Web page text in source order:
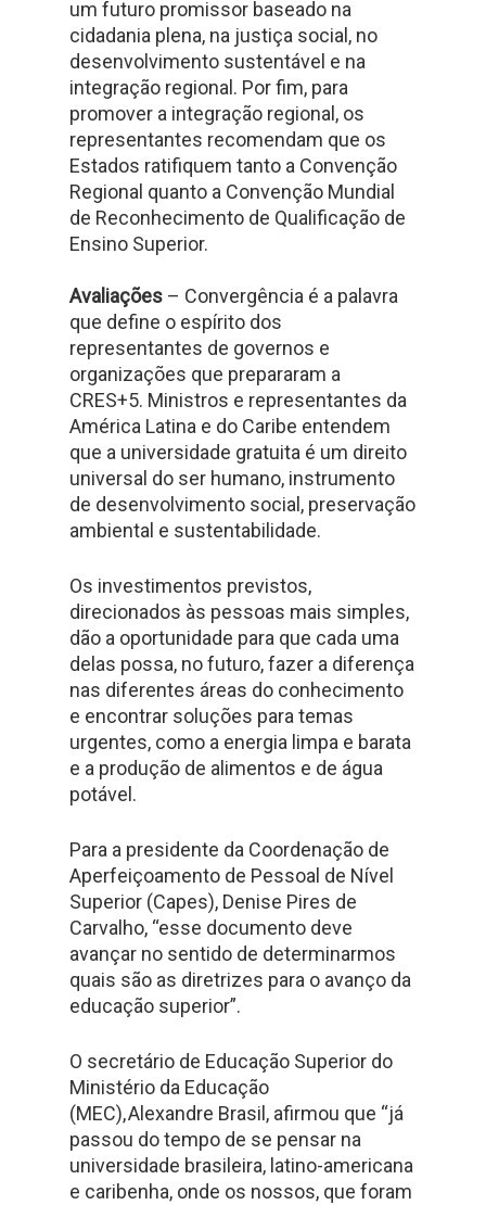
um futuro promissor baseado na
cidadania plena, na justiça social, no
desenvolvimento sustentável e na
integração regional. Por fim, para
promover a integração regional, os
representantes recomendam que os
Estados ratifiquem tanto a Convenção
Regional quanto a Convenção Mundial
de Reconhecimento de Qualificação de
Ensino Superior.
Avaliações – Convergência é a palavra
que define o espírito dos
representantes de governos e
organizações que prepararam a
CRES+5. Ministros e representantes da
América Latina e do Caribe entendem
que a universidade gratuita é um direito
universal do ser humano, instrumento
de desenvolvimento social, preservação
ambiental e sustentabilidade.
Os investimentos previstos,
direcionados às pessoas mais simples,
dão a oportunidade para que cada uma
delas possa, no futuro, fazer a diferença
nas diferentes áreas do conhecimento
e encontrar soluções para temas
urgentes, como a energia limpa e barata
e a produção de alimentos e de água
potável.
Para a presidente da Coordenação de
Aperfeiçoamento de Pessoal de Nível
Superior (Capes), Denise Pires de
Carvalho, “esse documento deve
avançar no sentido de determinarmos
quais são as diretrizes para o avanço da
educação superior”.
O secretário de Educação Superior do
Ministério da Educação
(MEC), Alexandre Brasil, afirmou que “já
passou do tempo de se pensar na
universidade brasileira, latino-americana
e caribenha, onde os nossos, que foram